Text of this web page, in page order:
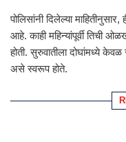
पोलिसांनी दिलेल्या
आहे. काही महिन्यांपूर्वी तिची
होती. सुरुवातीला दोघांमध्ये
असे स्वरूप होते.